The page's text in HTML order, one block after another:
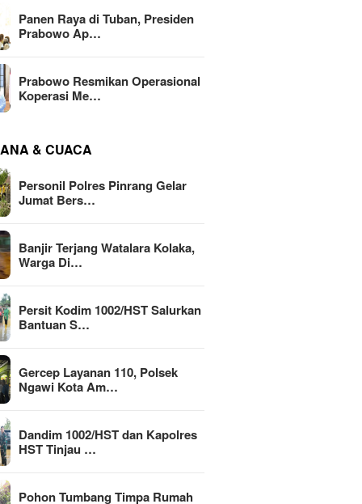
Panen Raya di Tuban, Presiden
Prabowo Ap…
Prabowo Resmikan Operasional
Koperasi Me…
& CUACA
Personil Polres Pinrang Gelar
Jumat Bers…
Banjir Terjang Watalara Kolaka,
Warga Di…
Persit Kodim 1002/HST Salurkan
Bantuan S…
Gercep Layanan 110, Polsek
Ngawi Kota Am…
Dandim 1002/HST dan Kapolres
HST Tinjau …
Pohon Tumbang Timpa Rumah